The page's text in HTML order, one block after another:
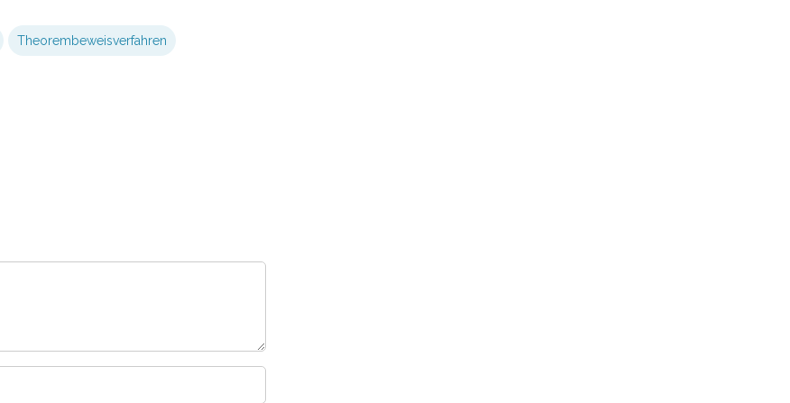
Theorembeweisverfahren